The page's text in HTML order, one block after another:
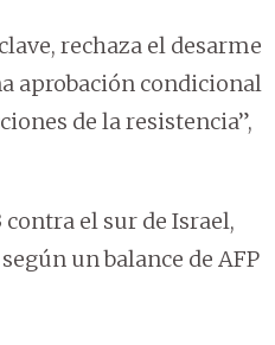
rechaza el desarme
aprobación condicional
de la resistencia”,
el sur de Israel,
un balance de AFP